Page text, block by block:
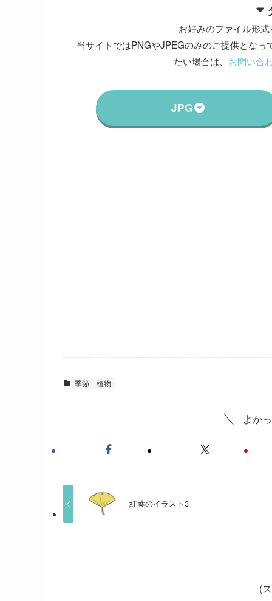
お好みのファイル形
当サイトではPNGやJPEGのみのご提供とな
たい場合は、 お問い合
JPG
季節 植物
よか
紅葉のイラスト3
(